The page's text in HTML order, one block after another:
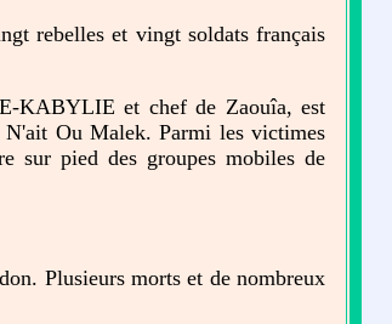
rebelles et vingt soldats français
KABYLIE et chef de Zaouîa, est
N'ait Ou Malek. Parmi les victimes
sur pied des groupes mobiles de
Plusieurs morts et de nombreux